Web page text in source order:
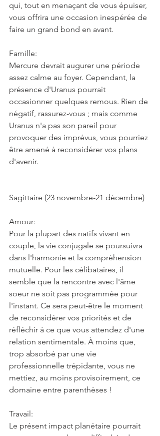
qui, tout en menaçant de vous épuiser,
vous offrira une occasion inespérée de
faire un grand bond en avant.
Famille:
Mercure devrait augurer une période
assez calme au foyer. Cependant, la
présence d'Uranus pourrait
occasionner quelques remous. Rien de
négatif, rassurez-vous ; mais comme
Uranus n'a pas son pareil pour
provoquer des imprévus, vous pourriez
être amené à reconsidérer vos plans
d'avenir.
Sagittaire (23 novembre-21 décembre)
Amour:
Pour la plupart des natifs vivant en
couple, la vie conjugale se poursuivra
dans l'harmonie et la compréhension
mutuelle. Pour les célibataires, il
semble que la rencontre avec l'âme
soeur ne soit pas programmée pour
l'instant. Ce sera peut-être le moment
de reconsidérer vos priorités et de
réfléchir à ce que vous attendez d'une
relation sentimentale. À moins que,
trop absorbé par une vie
professionnelle trépidante, vous ne
mettiez, au moins provisoirement, ce
domaine entre parenthèses !
Travail:
Le présent impact planétaire pourrait